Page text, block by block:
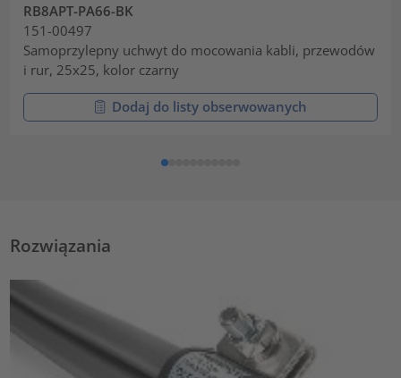
RB8APT-PA66-BK
151-00497
Samoprzylepny uchwyt do mocowania kabli, przewodów
i rur, 25x25, kolor czarny
Dodaj do listy obserwowanych
Rozwiązania